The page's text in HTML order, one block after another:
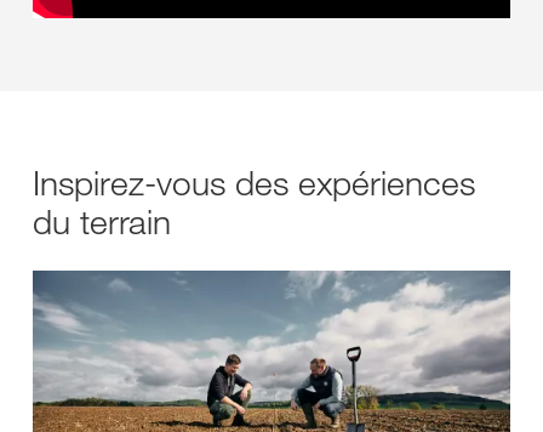
Inspirez-vous des expériences
du terrain